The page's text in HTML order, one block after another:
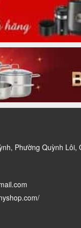
Phường Quỳnh Lôi,